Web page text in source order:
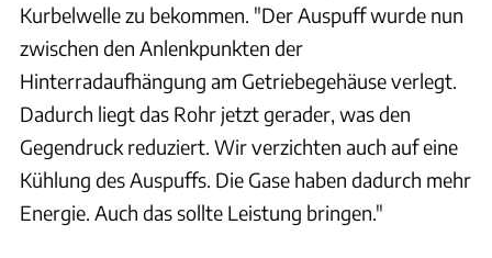
Kurbelwelle zu bekommen. "Der Auspuff wurde nun
zwischen den Anlenkpunkten der
Hinterradaufhängung am Getriebegehäuse verlegt.
Dadurch liegt das Rohr jetzt gerader, was den
Gegendruck reduziert. Wir verzichten auch auf eine
Kühlung des Auspuffs. Die Gase haben dadurch mehr
Energie. Auch das sollte Leistung bringen."